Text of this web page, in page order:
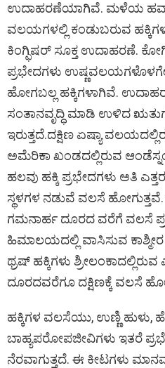
ಉದಾಹರಣೆಯಾಗಿವೆ. ಮಳೆಯ
ವಲಯಗಳಲ್ಲಿ ಕಂಡುಬರುವ
ಕಿಂಗ್ಫಿಷರ್‌ ಸೂಕ್ತ ಉದಾಹರಣೆ.
ಪ್ರಭೇದಗಳು
ಹೋಗಬಲ್ಲ ಹಕ್ಕಿಗಳಾಗಿವೆ.
ಸಂತಾನವೃದ್ಧಿ ಮಾಡಿ ಉಳಿದ
ಇರುತ್ತದೆ.ದಕ್ಷಿಣ ಏಷ್ಯಾ
ಅಮೆರಿಕಾ ಖಂಡದಲ್ಲಿರುವ
ಹಲವು ಹಕ್ಕಿ ಪ್ರಭೇದಗಳು ಅತಿ
ಸ್ಥಳಗಳ ನಡುವೆ ವಲಸೆ ಹೋಗುತ್ತವೆ.
ಗಮನಾರ್ಹ ದೂರದ ವರೆಗೆ ವಲಸೆ
ಹಿಮಾಲಯದಲ್ಲಿ ವಾಸಿಸುವ
ಥ್ರಷ್‌ ಹಕ್ಕಿಗಳು ಶ್ರೀಲಂಕಾದಲ್ಲಿರುವ
ದೂರದವರೆಗೂ ದಕ್ಷಿಣಕ್ಕೆ ವಲಸೆ
ಹಕ್ಕಿಗಳ ವಲಸೆಯು, ಉಣ್ಣಿ ಹುಳು,
ಬಾಹ್ಯಪರೋಪಜೀವಿಗಳು ಇತರೆ
ನೆರವಾಗುತ್ತದೆ. ಈ ಕೀಟಗಳು